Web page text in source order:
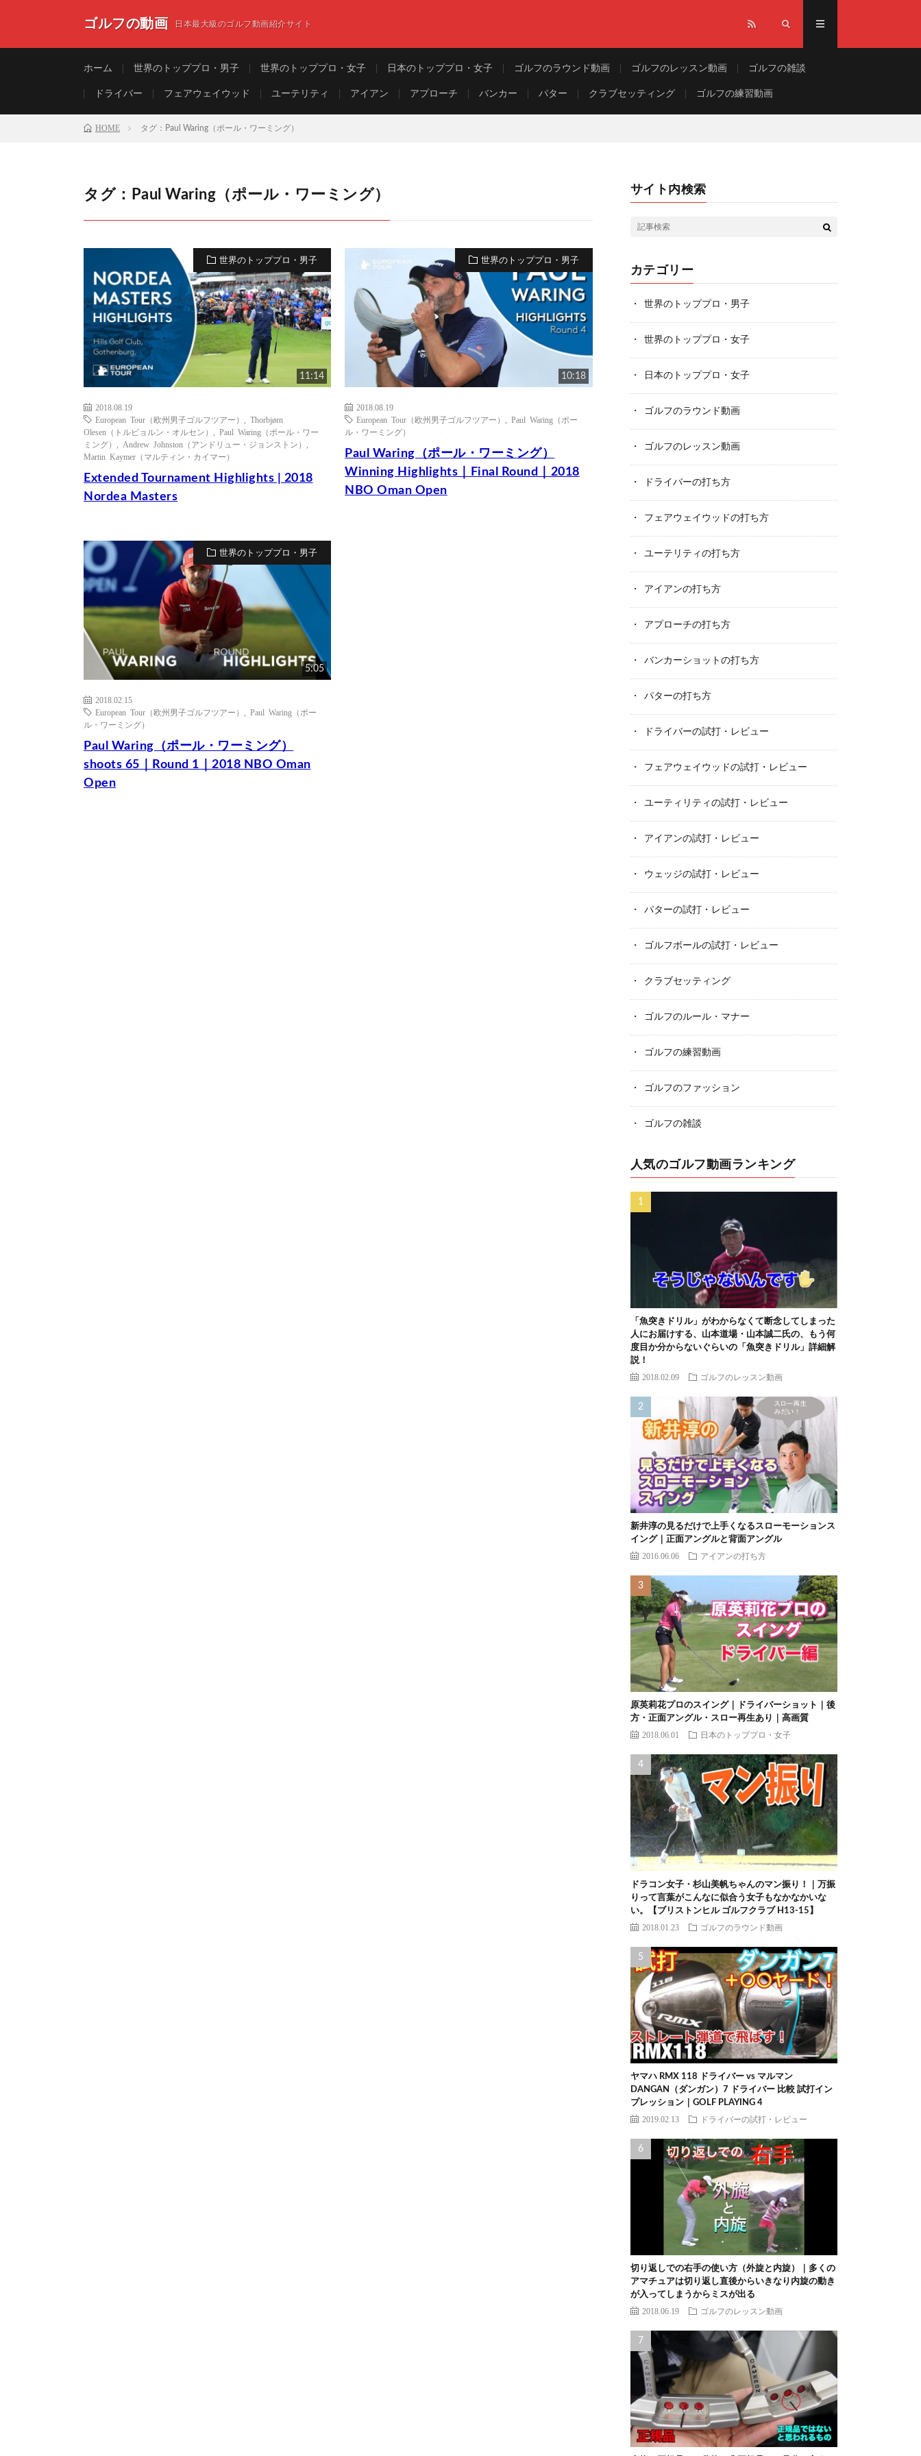
ゴルフの動画 日本最大級のゴルフ動画紹介サイト
ホーム 世界のトッププロ・男子 世界のトッププロ・女子 日本のトッププロ・女子 ゴルフのラウンド動画 ゴルフのレッスン動画 ゴルフの雑談
ドライバー フェアウェイウッド ユーテリティ アイアン アプローチ バンカー パター クラブセッティング ゴルフの練習動画
HOME タグ：Paul Waring（ポール・ワーミング）
タグ：Paul Waring（ポール・ワーミング）
世界のトッププロ・男子
11:14
2018.08.19
European Tour（欧州男子ゴルフツアー）
Thorbjørn
Olesen（トルビョルン・オルセン）
Paul Waring（ポール・ワー
ミング）
Andrew Johnston（アンドリュー・ジョンストン）
Martin Kaymer（マルティン・カイマー）
Extended Tournament Highlights | 2018
Nordea Masters
世界のトッププロ・男子
10:18
2018.08.19
European Tour（欧州男子ゴルフツアー）
,Paul Waring（ポー
ル・ワーミング）
Paul Waring（ポール・ワーミング）
Winning Highlights｜Final Round｜2018
NBO Oman Open
世界のトッププロ・男子
5:05
2018.02.15
European Tour（欧州男子ゴルフツアー）
Paul Waring（ポー
ル・ワーミング）
Paul Waring（ポール・ワーミング）
shoots 65｜Round 1｜2018 NBO Oman
Open
サイト内検索
カテゴリー
世界のトッププロ・男子
世界のトッププロ・女子
日本のトッププロ・女子
ゴルフのラウンド動画
ゴルフのレッスン動画
ドライバーの打ち方
フェアウェイウッドの打ち方
ユーテリティの打ち方
アイアンの打ち方
アプローチの打ち方
バンカーショットの打ち方
パターの打ち方
ドライバーの試打・レビュー
フェアウェイウッドの試打・レビュー
ユーティリティの試打・レビュー
アイアンの試打・レビュー
ウェッジの試打・レビュー
パターの試打・レビュー
ゴルフボールの試打・レビュー
クラブセッティング
ゴルフのルール・マナー
ゴルフの練習動画
ゴルフのファッション
ゴルフの雑談
人気のゴルフ動画ランキング
「魚突きドリル」がわからなくて断念してしまった
人にお届けする、山本道場・山本誠二氏の、もう何
度目か分からないぐらいの「魚突きドリル」詳細解
説！
2018.02.09 ゴルフのレッスン動画
新井淳の見るだけで上手くなるスローモーションス
イング｜正面アングルと背面アングル
2016.06.06 アイアンの打ち方
原英莉花プロのスイング｜ドライバーショット｜後
方・正面アングル・スロー再生あり｜高画質
2018.06.01 日本のトッププロ・女子
ドラコン女子・杉山美帆ちゃんのマン振り！｜万振
りって言葉がこんなに似合う女子もなかなかいな
い。【ブリストンヒル ゴルフクラブ H13-15】
2018.01.23 ゴルフのラウンド動画
ヤマハ RMX 118 ドライバー vs マルマン
DANGAN（ダンガン）7 ドライバー 比較 試打イン
プレッション｜GOLF PLAYING 4
2019.02.13 ドライバーの試打・レビュー
切り返しでの右手の使い方（外旋と内旋）｜多くの
アマチュアは切り返し直後からいきなり内旋の動き
が入ってしまうからミスが出る
2018.06.19 ゴルフのレッスン動画